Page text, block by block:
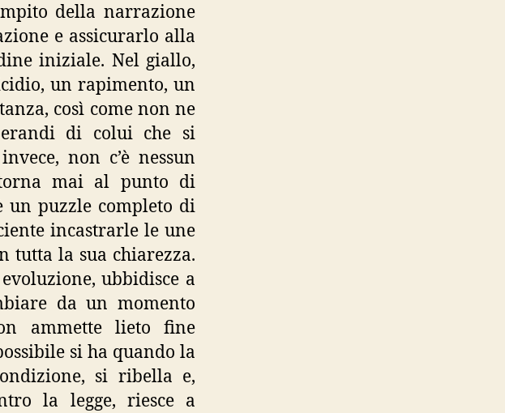
della narrazione
e assicurarlo alla
iniziale. Nel giallo,
un rapimento, un
così come non ne
di colui che si
non c’è nessun
mai al punto di
un puzzle completo di
incastrarle le une
tutta la sua chiarezza.
ubbidisce a
da un momento
ammette lieto fine
si ha quando la
si ribella e,
la legge, riesce a